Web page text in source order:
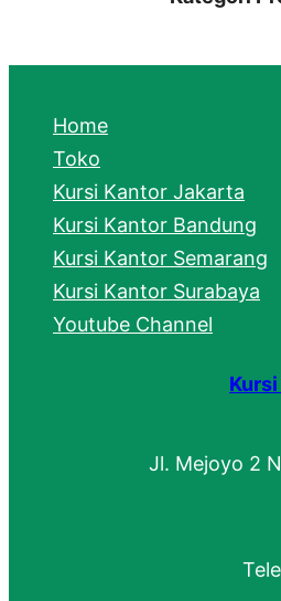
r
h
Home
Toko
Kursi Kantor Jakarta
Kursi Kantor Bandung
Kursi Kantor Semarang
Kursi Kantor Surabaya
Youtube Channel
Jl. Mejoyo 2